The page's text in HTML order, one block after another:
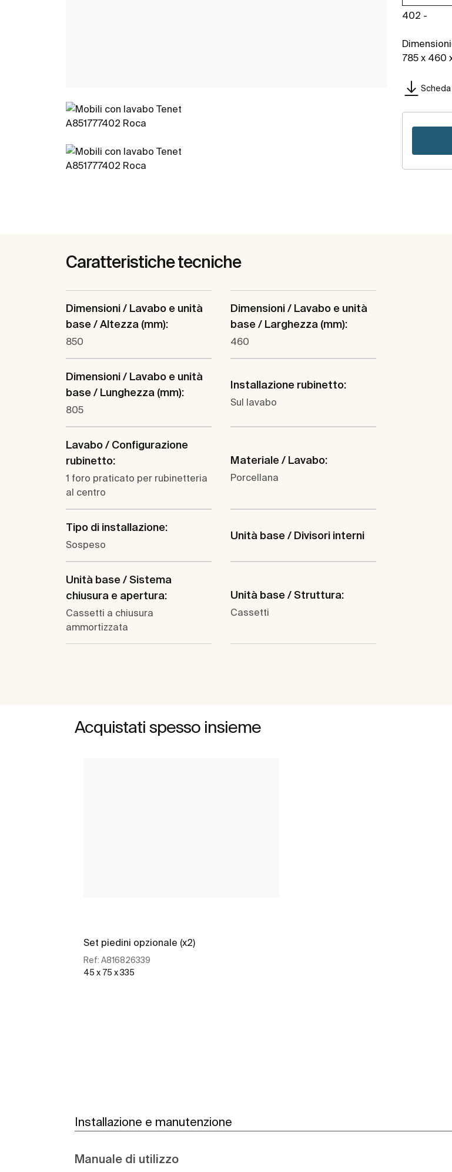
402 -
Dimensioni
785 x 460
Caratteristiche tecniche
Dimensioni / Lavabo e unità
base / Altezza (mm):
850
Dimensioni / Lavabo e unità
base / Larghezza (mm):
460
Dimensioni / Lavabo e unità
base / Lunghezza (mm):
805
Installazione rubinetto:
Sul lavabo
Lavabo / Configurazione
rubinetto:
1 foro praticato per rubinetteria
al centro
Materiale / Lavabo:
Porcellana
Tipo di installazione:
Sospeso
Unità base / Divisori interni
Unità base / Sistema
chiusura e apertura:
Cassetti a chiusura
ammortizzata
Unità base / Struttura:
Cassetti
Acquistati spesso insieme
Set piedini opzionale (x2)
Ref: A816826339
45 x 75 x 335
Installazione e manutenzione
Manuale di utilizzo